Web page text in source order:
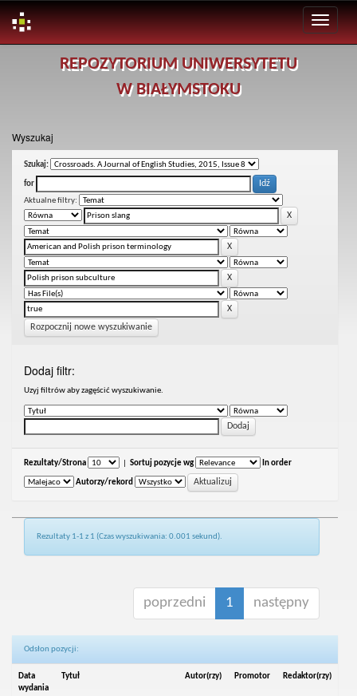
REPOZYTORIUM UNIWERSYTETU
W BIAŁYMSTOKU
Wyszukaj
Szukaj:
for
Aktualne filtry:
Rozpocznij nowe wyszukiwanie
Dodaj filtr:
Uzyj filtrów aby zagęścić wyszukiwanie.
Rezultaty/Strona Sortuj pozycje wg In order
Autorzy/rekord
Rezultaty 1-1 z 1 (Czas wyszukiwania: 0.001 sekund).
poprzedni 1 następny
Odsłon pozycji:
Data
wydania
Tytuł Autor(rzy) Promotor Redaktor(rzy)